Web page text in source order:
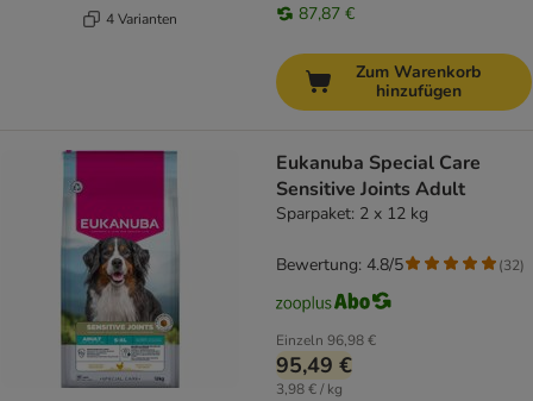
4 Varianten 87,87 €
Zum Warenkorb
hinzufügen
Eukanuba Special Care
Sensitive Joints Adult
Sparpaket: 2 x 12 kg
Einzeln 96,98 €
95,49 €
3,98 € / kg
Bewertung: 4.8/5 (32)